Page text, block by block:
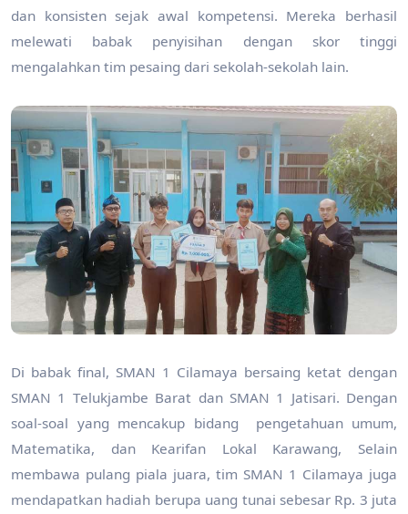
dan konsisten sejak awal kompetensi. Mereka berhasil
melewati babak penyisihan dengan skor tinggi
mengalahkan tim pesaing dari sekolah-sekolah lain.
Di babak final, SMAN 1 Cilamaya bersaing ketat dengan
SMAN 1 Telukjambe Barat dan SMAN 1 Jatisari. Dengan
soal-soal yang mencakup bidang pengetahuan umum,
Matematika, dan Kearifan Lokal Karawang, Selain
membawa pulang piala juara, tim SMAN 1 Cilamaya juga
mendapatkan hadiah berupa uang tunai sebesar Rp. 3 juta